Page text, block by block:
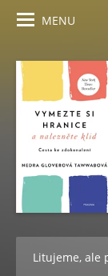
MENU
Litujeme, ale